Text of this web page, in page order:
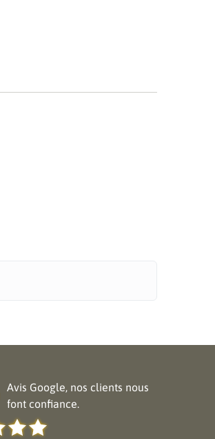
Avis Google, nos clients nous
font confiance.